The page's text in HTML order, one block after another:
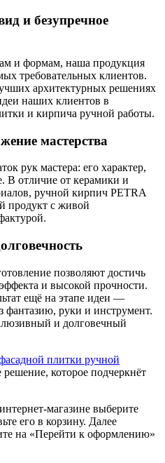
и безупречное
и формам, наша продукция
требовательных клиентов.
архитектурных решениях
наших клиентов в
и кирпича ручной работы.
мастерства
рук мастера: его характер,
В отличие от керамики и
ручной кирпич PETRA
продукт с живой
позволяют достичь
и высокой прочности.
ещё на этапе идеи —
фантазию, руки и инструмент.
и долговечный
плитки ручной
которое подчеркнёт
магазине выберите
его в корзину. Далее
на «Перейти к оформлению»